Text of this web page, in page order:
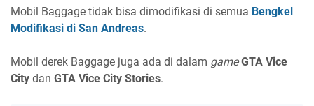
Mobil Baggage tidak bisa dimodifikasi di semua Bengkel
Modifikasi di San Andreas.
Mobil derek Baggage juga ada di dalam game GTA Vice
City dan GTA Vice City Stories.